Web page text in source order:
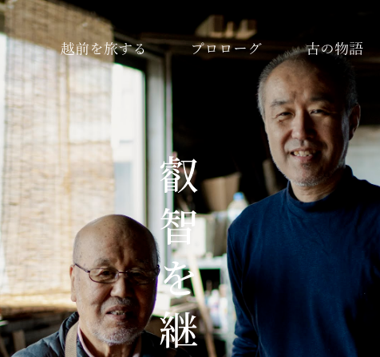
越前を旅する プロローグ 古の物語